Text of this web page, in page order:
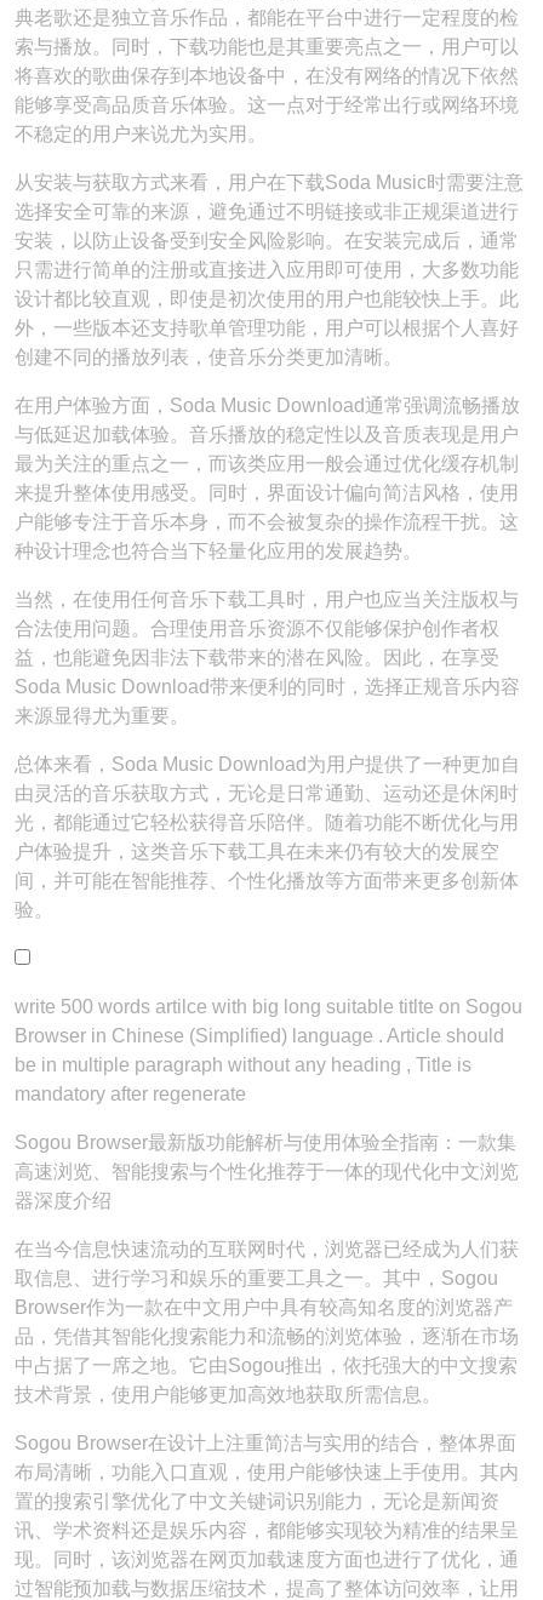
典老歌还是独立音乐作品，都能在平台中进行一定程度的检
索与播放。同时，下载功能也是其重要亮点之一，用户可以
将喜欢的歌曲保存到本地设备中，在没有网络的情况下依然
能够享受高品质音乐体验。这一点对于经常出行或网络环境
不稳定的用户来说尤为实用。
从安装与获取方式来看，用户在下载Soda Music时需要注意
选择安全可靠的来源，避免通过不明链接或非正规渠道进行
安装，以防止设备受到安全风险影响。在安装完成后，通常
只需进行简单的注册或直接进入应用即可使用，大多数功能
设计都比较直观，即使是初次使用的用户也能较快上手。此
外，一些版本还支持歌单管理功能，用户可以根据个人喜好
创建不同的播放列表，使音乐分类更加清晰。
在用户体验方面，Soda Music Download通常强调流畅播放
与低延迟加载体验。音乐播放的稳定性以及音质表现是用户
最为关注的重点之一，而该类应用一般会通过优化缓存机制
来提升整体使用感受。同时，界面设计偏向简洁风格，使用
户能够专注于音乐本身，而不会被复杂的操作流程干扰。这
种设计理念也符合当下轻量化应用的发展趋势。
当然，在使用任何音乐下载工具时，用户也应当关注版权与
合法使用问题。合理使用音乐资源不仅能够保护创作者权
益，也能避免因非法下载带来的潜在风险。因此，在享受
Soda Music Download带来便利的同时，选择正规音乐内容
来源显得尤为重要。
总体来看，Soda Music Download为用户提供了一种更加自
由灵活的音乐获取方式，无论是日常通勤、运动还是休闲时
光，都能通过它轻松获得音乐陪伴。随着功能不断优化与用
户体验提升，这类音乐下载工具在未来仍有较大的发展空
间，并可能在智能推荐、个性化播放等方面带来更多创新体
验。
write 500 words artilce with big long suitable titlte on Sogou
Browser in Chinese (Simplified) language . Article should
be in multiple paragraph without any heading , Title is
mandatory after regenerate
Sogou Browser最新版功能解析与使用体验全指南：一款集
高速浏览、智能搜索与个性化推荐于一体的现代化中文浏览
器深度介绍
在当今信息快速流动的互联网时代，浏览器已经成为人们获
取信息、进行学习和娱乐的重要工具之一。其中，Sogou
Browser作为一款在中文用户中具有较高知名度的浏览器产
品，凭借其智能化搜索能力和流畅的浏览体验，逐渐在市场
中占据了一席之地。它由Sogou推出，依托强大的中文搜索
技术背景，使用户能够更加高效地获取所需信息。
Sogou Browser在设计上注重简洁与实用的结合，整体界面
布局清晰，功能入口直观，使用户能够快速上手使用。其内
置的搜索引擎优化了中文关键词识别能力，无论是新闻资
讯、学术资料还是娱乐内容，都能够实现较为精准的结果呈
现。同时，该浏览器在网页加载速度方面也进行了优化，通
过智能预加载与数据压缩技术，提高了整体访问效率，让用